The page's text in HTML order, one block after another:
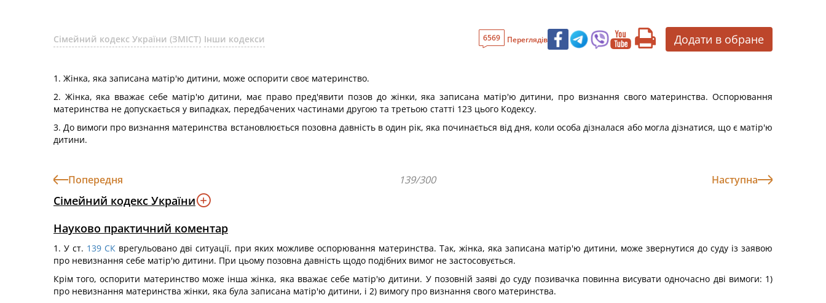
Сімейний кодекс України (ЗМІСТ) Інши кодекси 6569 Переглядів Додати в обране
1. Жінка, яка записана матір'ю дитини, може оспорити своє материнство.
2. Жінка, яка вважає себе матір'ю дитини, має право пред'явити позов до жінки, яка записана матір'ю дитини, про визнання свого материнства. Оспорювання
материнства не допускається у випадках, передбачених частинами другою та третьою статті 123 цього Кодексу.
3. До вимоги про визнання материнства встановлюється позовна давність в один рік, яка починається від дня, коли особа дізналася або могла дізнатися, що є матір'ю
дитини.
Попередня 139/300 Наступна
Сімейний кодекс України
Науково практичний коментар
1. У ст. 139 СК врегульовано дві ситуації, при яких можливе оспорювання материнства. Так, жінка, яка записана матір'ю дитини, може звернутися до суду із заявою
про невизнання себе матір'ю дитини. При цьому позовна давність щодо подібних вимог не застосовується.
Крім того, оспорити материнство може інша жінка, яка вважає себе матір'ю дитини. У позовній заяві до суду позивачка повинна висувати одночасно дві вимоги: 1)
про невизнання материнства жінки, яка була записана матір'ю дитини, і 2) вимогу про визнання свого материнства.